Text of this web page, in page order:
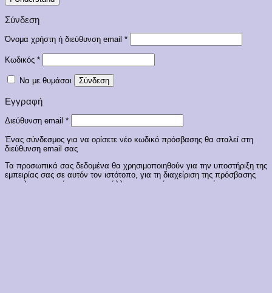
Σύνδεση
Όνομα χρήστη ή διεύθυνση email *Απαιτείται
Κωδικός *Απαιτείται
Να με θυμάσαι Σύνδεση
Εγγραφή
Διεύθυνση email *Απαιτείται
Ένας σύνδεσμος για να ορίσετε νέο κωδικό πρόσβασης θα σταλεί στη
διεύθυνση email σας
Τα προσωπικά σας δεδομένα θα χρησιμοποιηθούν για την υποστήριξη της
εμπειρίας σας σε αυτόν τον ιστότοπο, για τη διαχείριση της πρόσβασης
στον λογαριασμό σας και για άλλους σκοπούς που περιγράφονται στην